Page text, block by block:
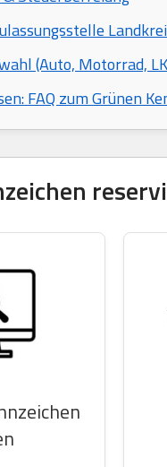
(Auto, Motorrad,
FAQ zum Grünen